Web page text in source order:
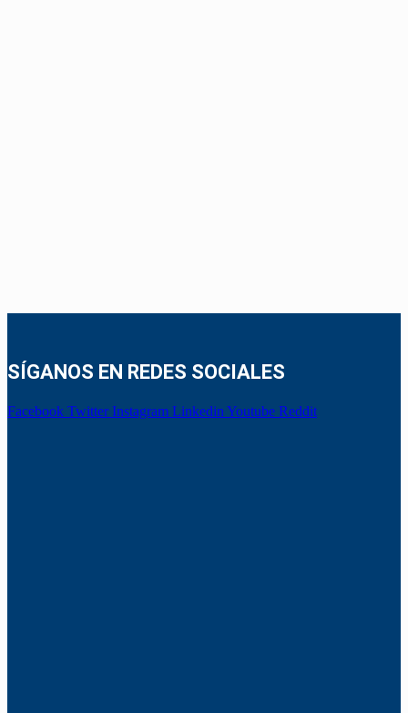
SÍGANOS EN REDES SOCIALES
Facebook Twitter Instagram Linkedin Youtube Reddit